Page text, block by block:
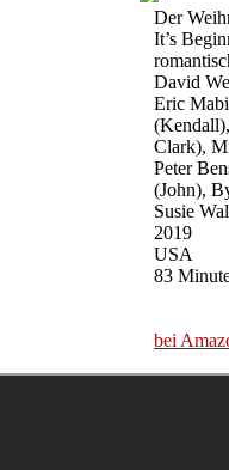
Der
It’s
David
Eric
Clark),
Peter
(John),
Susie
2019
USA
83
bei